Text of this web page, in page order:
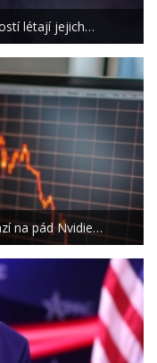
létají jejich…
na pád Nvidie…